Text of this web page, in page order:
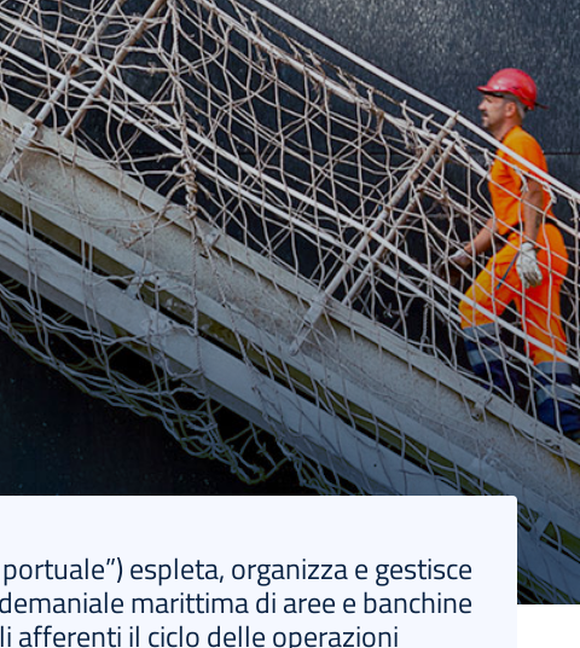
espleta, organizza e gestisce
marittima di aree e banchine
afferenti il ciclo delle operazioni